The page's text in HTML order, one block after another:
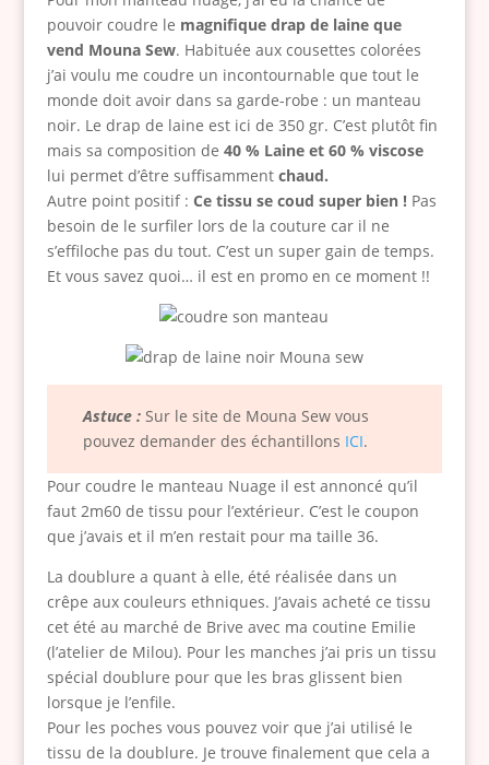
pouvoir coudre le magnifique drap de laine que
vend Mouna Sew. Habituée aux cousettes colorées
j’ai voulu me coudre un incontournable que tout le
monde doit avoir dans sa garde-robe : un manteau
noir. Le drap de laine est ici de 350 gr. C’est plutôt fin
mais sa composition de 40 % Laine et 60 % viscose
lui permet d’être suffisamment chaud.
Autre point positif : Ce tissu se coud super bien !Pas
besoin de le surfiler lors de la couture car il ne
s’effiloche pas du tout. C’est un super gain de temps.
Et vous savez quoi… il est en promo en ce moment !!
Astuce : Sur le site de Mouna Sew vous
pouvez demander des échantillons ICI.
Pour coudre le manteau Nuage il est annoncé qu’il
faut 2m60 de tissu pour l’extérieur. C’est le coupon
que j’avais et il m’en restait pour ma taille 36.
La doublure a quant à elle, été réalisée dans un
crêpe aux couleurs ethniques. J’avais acheté ce tissu
cet été au marché de Brive avec ma coutine Emilie
(l’atelier de Milou). Pour les manches j’ai pris un tissu
spécial doublure pour que les bras glissent bien
lorsque je l’enfile.
Pour les poches vous pouvez voir que j’ai utilisé le
tissu de la doublure. Je trouve finalement que cela a